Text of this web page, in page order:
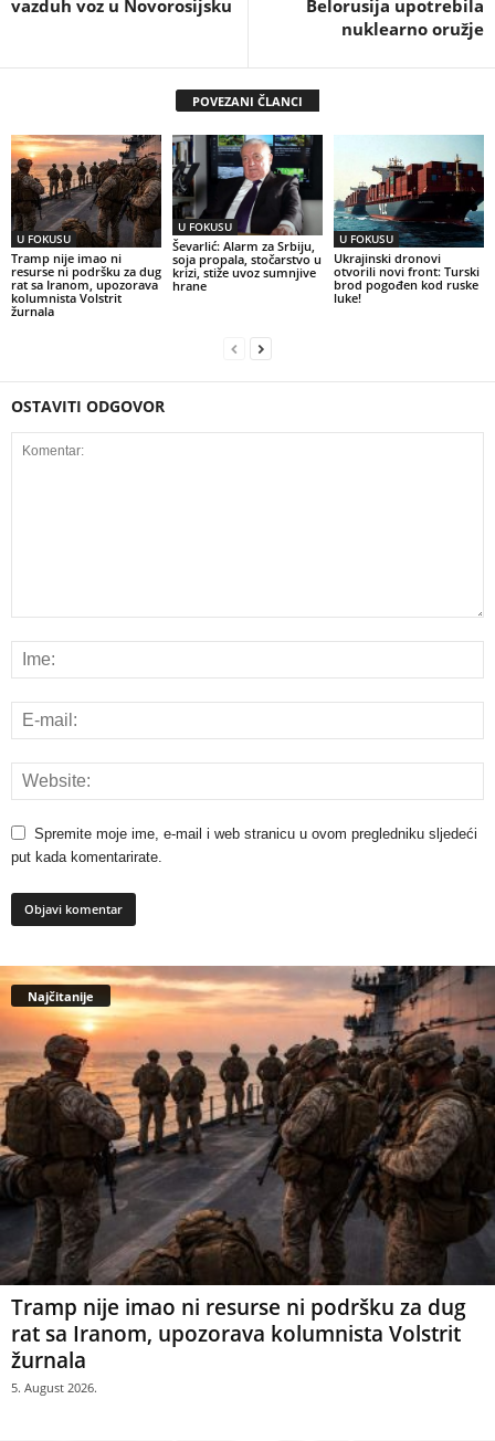
vazduh voz u Novorosijsku
Belorusija upotrebila
nuklearno oružje
POVEZANI ČLANCI
U FOKUSU
Tramp nije imao ni
resurse ni podršku za dug
rat sa Iranom, upozorava
kolumnista Volstrit
žurnala
U FOKUSU
Ševarlić: Alarm za Srbiju,
soja propala, stočarstvo u
krizi, stiže uvoz sumnjive
hrane
U FOKUSU
Ukrajinski dronovi
otvorili novi front: Turski
brod pogođen kod ruske
luke!
OSTAVITI ODGOVOR
Spremite moje ime, e-mail i web stranicu u ovom pregledniku sljedeći
put kada komentarirate.
Najčitanije
Tramp nije imao ni resurse ni podršku za dug
rat sa Iranom, upozorava kolumnista Volstrit
žurnala
5. August 2026.